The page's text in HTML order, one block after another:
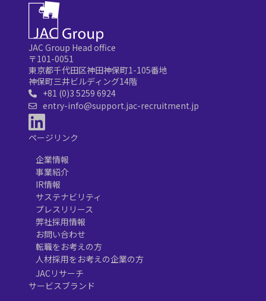
JAC Group Head office
〒101-0051
東京都千代田区神田神保町1-105番地
神保町三井ビルディング14階
+81 (0)3 5259 6924
entry-info@support.jac-recruitment.jp
ページリンク
企業情報
事業紹介
IR情報
サステナビリティ
プレスリリース
弊社採用情報
お問い合わせ
転職をお考えの方
人材採用をお考えの企業の方
JACリサーチ
サービスブランド